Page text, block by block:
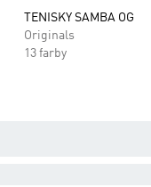
TENISKY SAMBA OG
Originals
13 farby